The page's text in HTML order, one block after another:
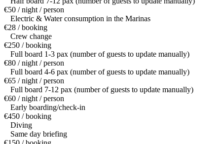
€50 / night / person
Electric & Water consumption in the Marinas
€28 / booking
Crew change
€250 / booking
Full board 1-3 pax (number of guests to update manually)
€80 / night / person
Full board 4-6 pax (number of guests to update manually)
€65 / night / person
Full board 7-12 pax (number of guests to update manually)
€60 / night / person
Early boarding/check-in
€450 / booking
Diving
Same day briefing